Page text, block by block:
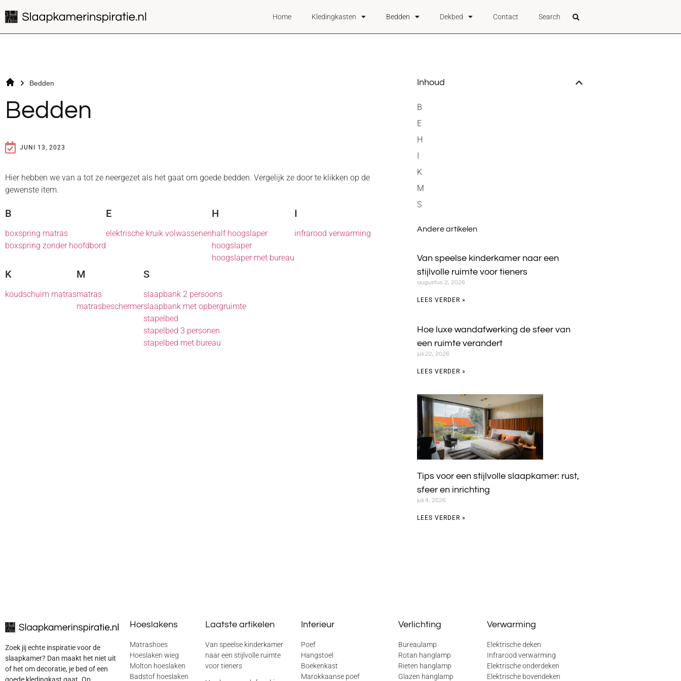
Home Kledingkasten Bedden Dekbed Contact Search
Bedden
Bedden
JUNI 13, 2023
Hier hebben we van a tot ze neergezet als het gaat om goede bedden. Vergelijk ze door te klikken op de
gewenste item.
B
boxspring matras
boxspring zonder hoofdbord
E
elektrische kruik volwassenen
H
half hoogslaper
hoogslaper
hoogslaper met bureau
I
infrarood verwarming
K
koudschuim matras
M
matras
matrasbeschermer
S
slaapbank 2 persoons
slaapbank met opbergruimte
stapelbed
stapelbed 3 personen
stapelbed met bureau
Inhoud
B
E
H
I
K
M
S
Andere artikelen
Van speelse kinderkamer naar een
stijlvolle ruimte voor tieners
augustus 2, 2026
LEES VERDER »
Hoe luxe wandafwerking de sfeer van
een ruimte verandert
juli 22, 2026
LEES VERDER »
Tips voor een stijlvolle slaapkamer: rust,
sfeer en inrichting
juli 4, 2026
LEES VERDER »
Zoek jij echte inspiratie voor de
slaapkamer? Dan maakt het niet uit
of het om decoratie, je bed of een
Hoeslakens
Matrashoes
Hoeslaken wieg
Molton hoeslaken
Badstof hoeslaken
Laatste artikelen
Van speelse kinderkamer
naar een stijlvolle ruimte
voor tieners
Interieur
Poef
Hangstoel
Boekenkast
Marokkaanse poef
Verlichting
Bureaulamp
Rotan hanglamp
Rieten hanglamp
Glazen hanglamp
Verwarming
Elektrische deken
Infrarood verwarming
Elektrische onderdeken
Elektrische bovendeken